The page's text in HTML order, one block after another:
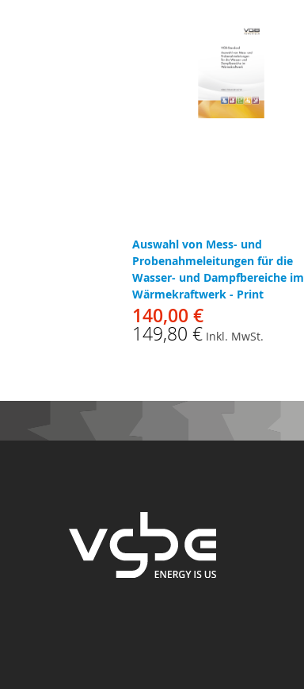
Auswahl von Mess- und
Probenahmeleitungen für die
Wasser- und Dampfbereiche im
Wärmekraftwerk - Print
140,00 €
149,80 € Inkl. MwSt.